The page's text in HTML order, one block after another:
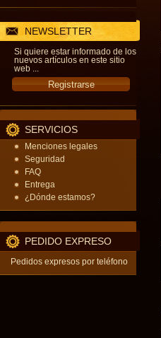
NEWSLETTER
Si quiere estar informado de los
nuevos artículos en este sitio
web ...
SERVICIOS
Menciones legales
Seguridad
FAQ
Entrega
¿Dónde estamos?
PEDIDO EXPRESO
Pedidos expresos por teléfono